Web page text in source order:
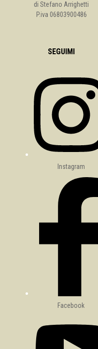
di Stefano Arrighetti
P.iva 06803900486
SEGUIMI
Instagram
Facebook